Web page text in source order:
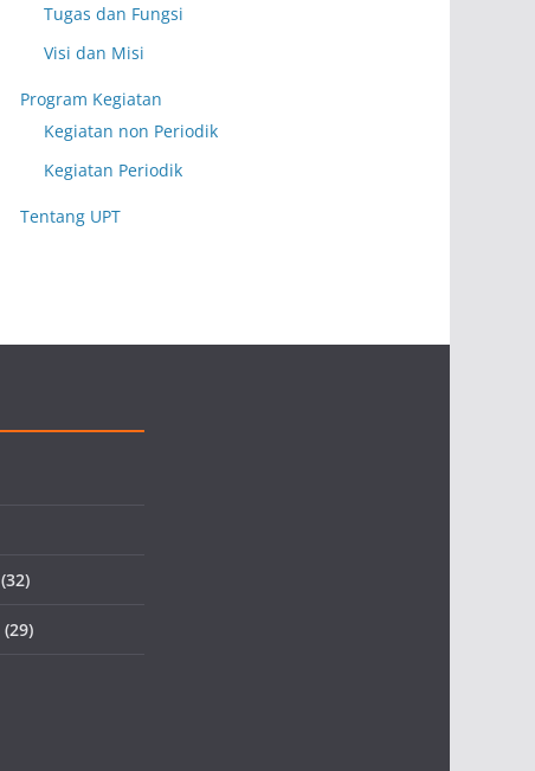
Tugas dan Fungsi
Visi dan Misi
Program Kegiatan
Kegiatan non Periodik
Kegiatan Periodik
Tentang UPT
(32)
(29)